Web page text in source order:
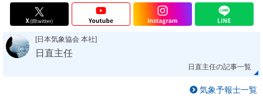
[日本気象協会 本社]
日直主任
日直主任の記事一覧
気象予報士一覧